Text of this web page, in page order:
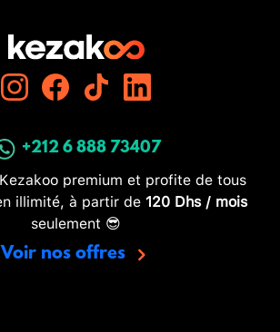
+212 6 888 73407
premium et profite de tous
illimité, à partir de 120 Dhs / mois
seulement 😎
Voir nos offres